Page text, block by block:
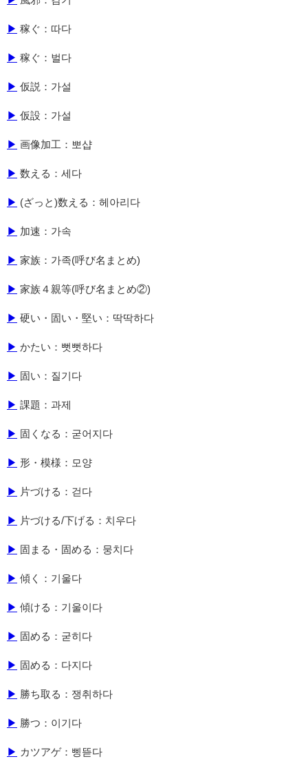
▶ 稼ぐ：따다
▶ 稼ぐ：벌다
▶ 仮説：가설
▶ 仮設：가설
▶ 画像加工：뽀샵
▶ 数える：세다
▶ (ざっと)数える：헤아리다
▶ 加速：가속
▶ 家族：가족(呼び名まとめ)
▶ 家族４親等(呼び名まとめ②)
▶ 硬い・固い・堅い：딱딱하다
▶ かたい：뻣뻣하다
▶ 固い：질기다
▶ 課題：과제
▶ 固くなる：굳어지다
▶ 形・模様：모양
▶ 片づける：걷다
▶ 片づける/下げる：치우다
▶ 固まる・固める：뭉치다
▶ 傾く：기울다
▶ 傾ける：기울이다
▶ 固める：굳히다
▶ 固める：다지다
▶ 勝ち取る：쟁취하다
▶ 勝つ：이기다
▶ カツアゲ：삥뜯다